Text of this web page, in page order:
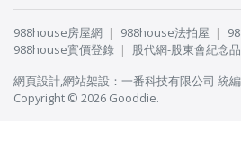
988house房屋網 988house法拍屋
988house實價登錄
股代網-股東會紀念品
網頁設計,網站架設 ： 一番科技有限公司 統
Copyright © 2026 Gooddie.